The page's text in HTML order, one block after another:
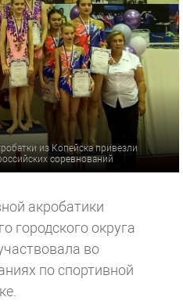
из Копейска привезли
соревнований
акробатики
городского округа
во
по спортивной